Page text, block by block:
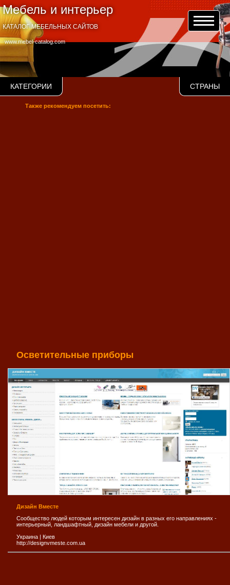
Мебель и интерьер
www.mebel-catalog.com
КАТАЛОГ МЕБЕЛЬНЫХ САЙТОВ
КАТЕГОРИИ СТРАНЫ
Также рекомендуем посетить:
Осветительные приборы
Дизайн Вместе
Сообщество людей которым интересен дизайн в разных его направлениях -
интерьерный, ландшафтный, дизайн мебели и другой.
Украина | Киев
http://designvmeste.com.ua